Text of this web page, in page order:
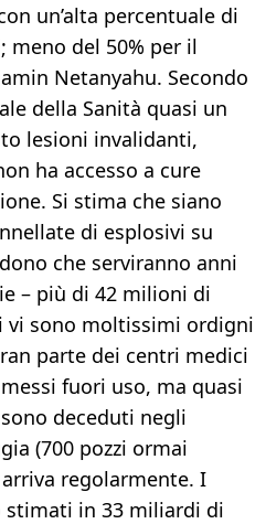
un’alta percentuale di
meno del 50% per il
Netanyahu. Secondo
della Sanità quasi un
lesioni invalidanti,
ha accesso a cure
Si stima che siano
di esplosivi su
che serviranno anni
– più di 42 milioni di
vi sono moltissimi ordigni
parte dei centri medici
fuori uso, ma quasi
deceduti negli
(700 pozzi ormai
regolarmente. I
stimati in 33 miliardi di